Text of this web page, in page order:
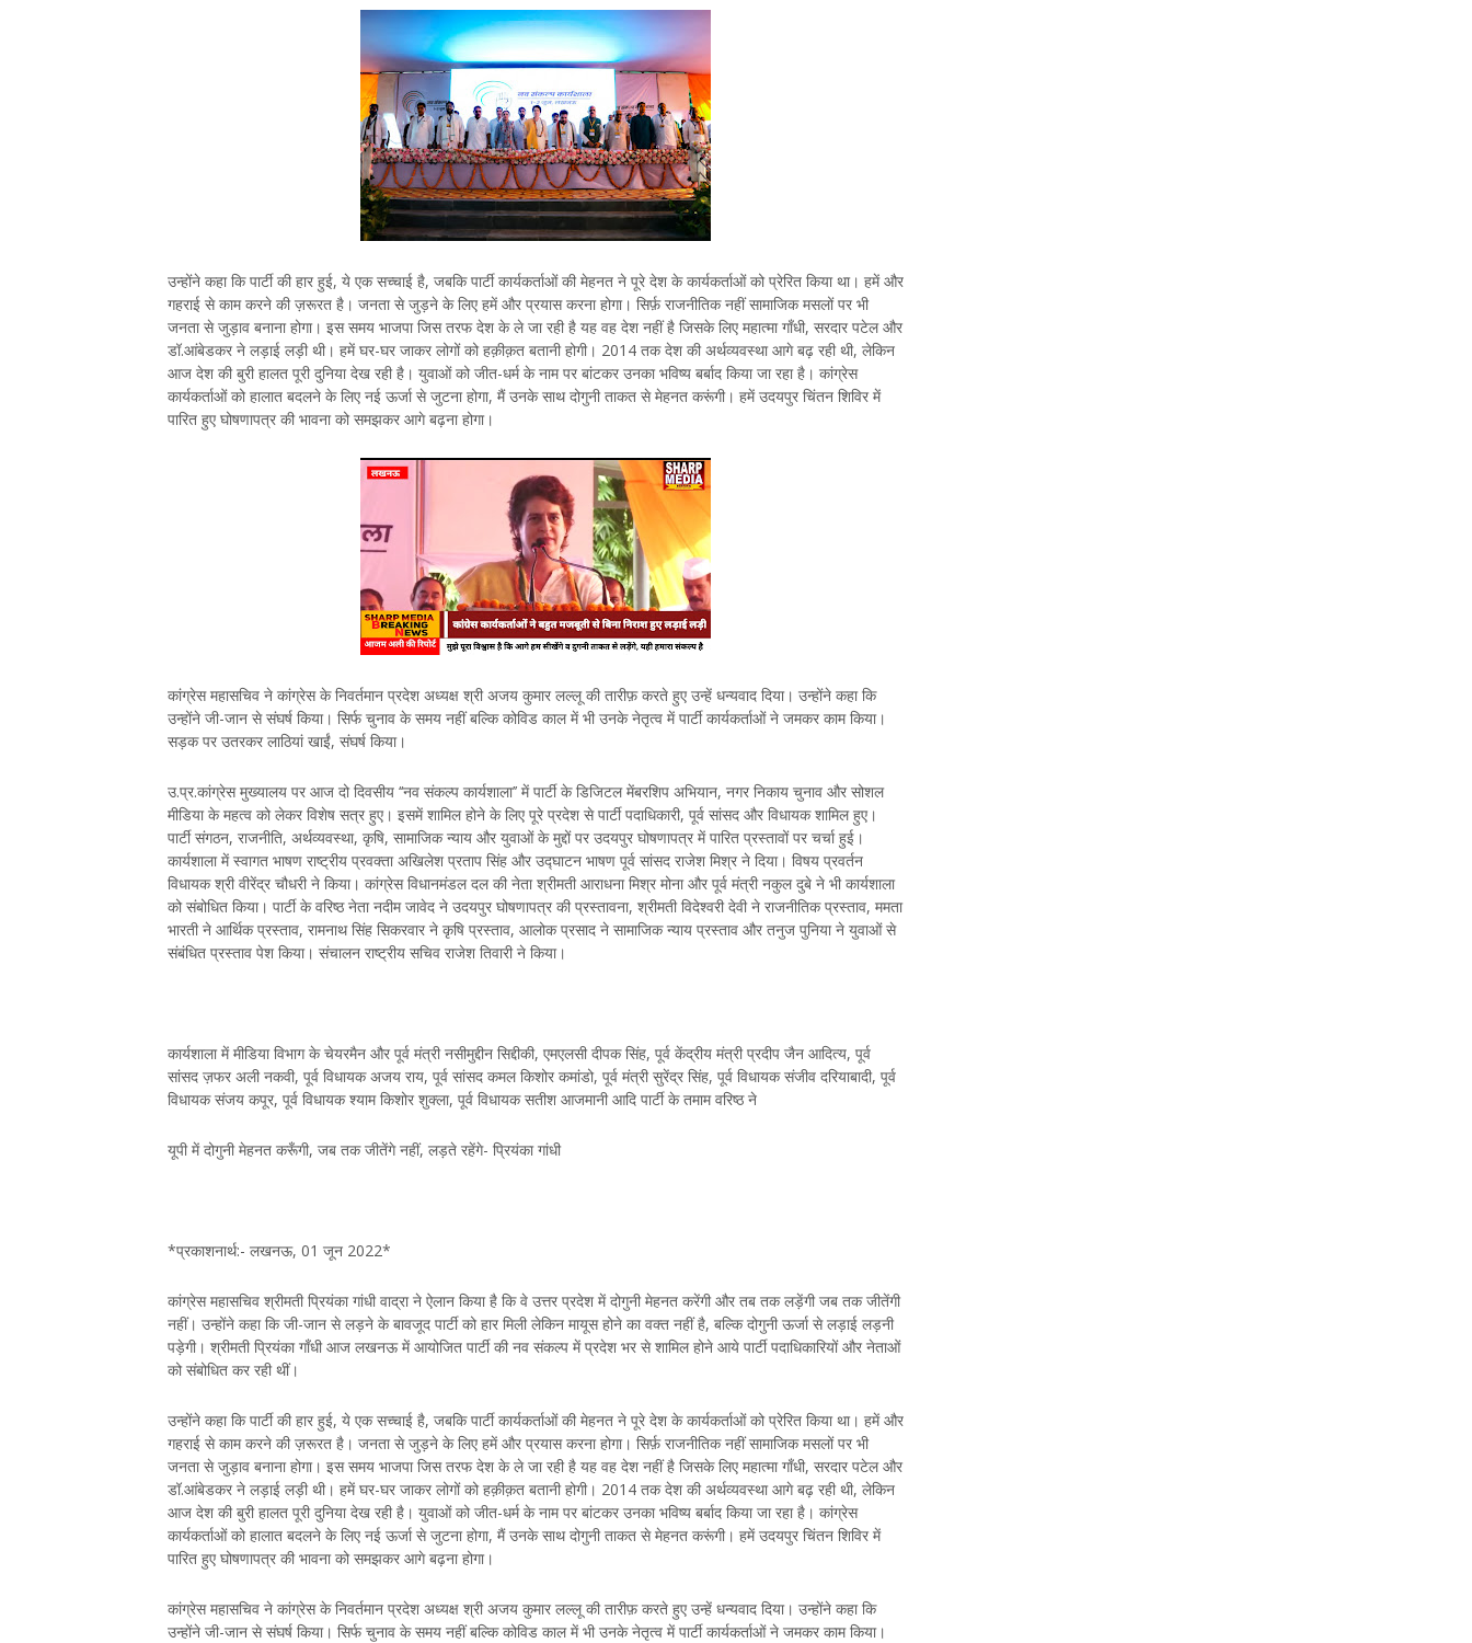
उन्होंने कहा कि पार्टी की हार हुई, ये एक सच्चाई है, जबकि पार्टी कार्यकर्ताओं की मेहनत ने पूरे देश के कार्यकर्ताओं को प्रेरित किया था। हमें और
गहराई से काम करने की ज़रूरत है। जनता से जुड़ने के लिए हमें और प्रयास करना होगा। सिर्फ़ राजनीतिक नहीं सामाजिक मसलों पर भी
जनता से जुड़ाव बनाना होगा। इस समय भाजपा जिस तरफ देश के ले जा रही है यह वह देश नहीं है जिसके लिए महात्मा गाँधी, सरदार पटेल और
डॉ.आंबेडकर ने लड़ाई लड़ी थी। हमें घर-घर जाकर लोगों को हक़ीक़त बतानी होगी। 2014 तक देश की अर्थव्यवस्था आगे बढ़ रही थी, लेकिन
आज देश की बुरी हालत पूरी दुनिया देख रही है। युवाओं को जीत-धर्म के नाम पर बांटकर उनका भविष्य बर्बाद किया जा रहा है। कांग्रेस
कार्यकर्ताओं को हालात बदलने के लिए नई ऊर्जा से जुटना होगा, मैं उनके साथ दोगुनी ताकत से मेहनत करूंगी। हमें उदयपुर चिंतन शिविर में
पारित हुए घोषणापत्र की भावना को समझकर आगे बढ़ना होगा।
कांग्रेस महासचिव ने कांग्रेस के निवर्तमान प्रदेश अध्यक्ष श्री अजय कुमार लल्लू की तारीफ़ करते हुए उन्हें धन्यवाद दिया। उन्होंने कहा कि
उन्होंने जी-जान से संघर्ष किया। सिर्फ चुनाव के समय नहीं बल्कि कोविड काल में भी उनके नेतृत्व में पार्टी कार्यकर्ताओं ने जमकर काम किया।
सड़क पर उतरकर लाठियां खाईं, संघर्ष किया।
उ.प्र.कांग्रेस मुख्यालय पर आज दो दिवसीय ‘‘नव संकल्प कार्यशाला’’ में पार्टी के डिजिटल मेंबरशिप अभियान, नगर निकाय चुनाव और सोशल
मीडिया के महत्व को लेकर विशेष सत्र हुए। इसमें शामिल होने के लिए पूरे प्रदेश से पार्टी पदाधिकारी, पूर्व सांसद और विधायक शामिल हुए।
पार्टी संगठन, राजनीति, अर्थव्यवस्था, कृषि, सामाजिक न्याय और युवाओं के मुद्दों पर उदयपुर घोषणापत्र में पारित प्रस्तावों पर चर्चा हुई।
कार्यशाला में स्वागत भाषण राष्ट्रीय प्रवक्ता अखिलेश प्रताप सिंह और उद्घाटन भाषण पूर्व सांसद राजेश मिश्र ने दिया। विषय प्रवर्तन
विधायक श्री वीरेंद्र चौधरी ने किया। कांग्रेस विधानमंडल दल की नेता श्रीमती आराधना मिश्र मोना और पूर्व मंत्री नकुल दुबे ने भी कार्यशाला
को संबोधित किया। पार्टी के वरिष्ठ नेता नदीम जावेद ने उदयपुर घोषणापत्र की प्रस्तावना, श्रीमती विदेश्वरी देवी ने राजनीतिक प्रस्ताव, ममता
भारती ने आर्थिक प्रस्ताव, रामनाथ सिंह सिकरवार ने कृषि प्रस्ताव, आलोक प्रसाद ने सामाजिक न्याय प्रस्ताव और तनुज पुनिया ने युवाओं से
संबंधित प्रस्ताव पेश किया। संचालन राष्ट्रीय सचिव राजेश तिवारी ने किया।
कार्यशाला में मीडिया विभाग के चेयरमैन और पूर्व मंत्री नसीमुद्दीन सिद्दीकी, एमएलसी दीपक सिंह, पूर्व केंद्रीय मंत्री प्रदीप जैन आदित्य, पूर्व
सांसद ज़फर अली नकवी, पूर्व विधायक अजय राय, पूर्व सांसद कमल किशोर कमांडो, पूर्व मंत्री सुरेंद्र सिंह, पूर्व विधायक संजीव दरियाबादी, पूर्व
विधायक संजय कपूर, पूर्व विधायक श्याम किशोर शुक्ला, पूर्व विधायक सतीश आजमानी आदि पार्टी के तमाम वरिष्ठ ने
यूपी में दोगुनी मेहनत करूँगी, जब तक जीतेंगे नहीं, लड़ते रहेंगे- प्रियंका गांधी
*प्रकाशनार्थ:- लखनऊ, 01 जून 2022*
कांग्रेस महासचिव श्रीमती प्रियंका गांधी वाद्रा ने ऐलान किया है कि वे उत्तर प्रदेश में दोगुनी मेहनत करेंगी और तब तक लड़ेंगी जब तक जीतेंगी
नहीं। उन्होंने कहा कि जी-जान से लड़ने के बावजूद पार्टी को हार मिली लेकिन मायूस होने का वक्त नहीं है, बल्कि दोगुनी ऊर्जा से लड़ाई लड़नी
पड़ेगी। श्रीमती प्रियंका गाँधी आज लखनऊ में आयोजित पार्टी की नव संकल्प में प्रदेश भर से शामिल होने आये पार्टी पदाधिकारियों और नेताओं
को संबोधित कर रही थीं।
उन्होंने कहा कि पार्टी की हार हुई, ये एक सच्चाई है, जबकि पार्टी कार्यकर्ताओं की मेहनत ने पूरे देश के कार्यकर्ताओं को प्रेरित किया था। हमें और
गहराई से काम करने की ज़रूरत है। जनता से जुड़ने के लिए हमें और प्रयास करना होगा। सिर्फ़ राजनीतिक नहीं सामाजिक मसलों पर भी
जनता से जुड़ाव बनाना होगा। इस समय भाजपा जिस तरफ देश के ले जा रही है यह वह देश नहीं है जिसके लिए महात्मा गाँधी, सरदार पटेल और
डॉ.आंबेडकर ने लड़ाई लड़ी थी। हमें घर-घर जाकर लोगों को हक़ीक़त बतानी होगी। 2014 तक देश की अर्थव्यवस्था आगे बढ़ रही थी, लेकिन
आज देश की बुरी हालत पूरी दुनिया देख रही है। युवाओं को जीत-धर्म के नाम पर बांटकर उनका भविष्य बर्बाद किया जा रहा है। कांग्रेस
कार्यकर्ताओं को हालात बदलने के लिए नई ऊर्जा से जुटना होगा, मैं उनके साथ दोगुनी ताकत से मेहनत करूंगी। हमें उदयपुर चिंतन शिविर में
पारित हुए घोषणापत्र की भावना को समझकर आगे बढ़ना होगा।
कांग्रेस महासचिव ने कांग्रेस के निवर्तमान प्रदेश अध्यक्ष श्री अजय कुमार लल्लू की तारीफ़ करते हुए उन्हें धन्यवाद दिया। उन्होंने कहा कि
उन्होंने जी-जान से संघर्ष किया। सिर्फ चुनाव के समय नहीं बल्कि कोविड काल में भी उनके नेतृत्व में पार्टी कार्यकर्ताओं ने जमकर काम किया।